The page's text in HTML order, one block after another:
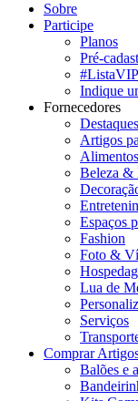
Sobre
Participe
Planos
Pré-
#ListaVIP
Indique
Fornecedores
Destaques
Artigos
Beleza &
Espaços
Fashion
Foto &
Lua de
Serviços
Comprar
Balões e